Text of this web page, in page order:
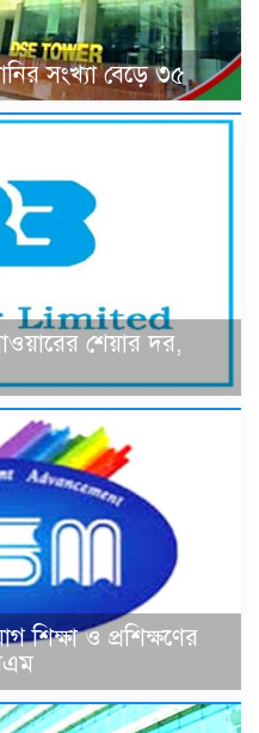
সংখ্যা বেড়ে ৩৫
শেয়ার দর,
শিক্ষা ও প্রশিক্ষণের